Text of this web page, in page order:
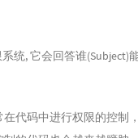
统, 它会回答谁(Subject)
代码中进行权限的控制